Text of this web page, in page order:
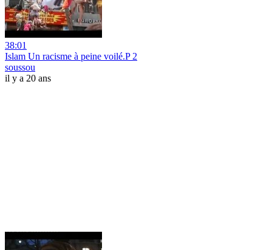
38:01
Islam Un racisme à peine voilé.P 2
soussou
il y a 20 ans